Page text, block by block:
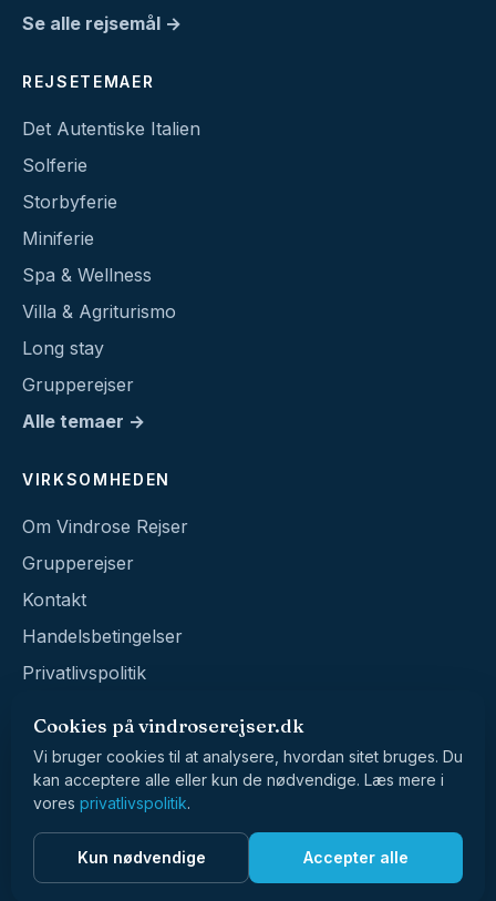
Se alle rejsemål →
REJSETEMAER
Det Autentiske Italien
Solferie
Storbyferie
Miniferie
Spa & Wellness
Villa & Agriturismo
Long stay
Grupperejser
Alle temaer →
VIRKSOMHEDEN
Om Vindrose Rejser
Grupperejser
Kontakt
Handelsbetingelser
Privatlivspolitik
© 2026 Vindrose Rejser · CVR 39017229
Vester Voldgade 90 · 1552 København V
Cookies på vindroserejser.dk
Vi bruger cookies til at analysere, hvordan sitet bruges. Du
kan acceptere alle eller kun de nødvendige. Læs mere i
vores privatlivspolitik.
Kun nødvendige Accepter alle